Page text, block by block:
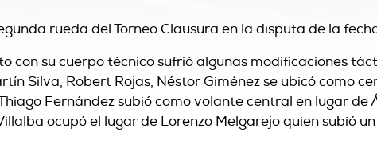
rueda del Torneo Clausura en la disputa de la
con su cuerpo técnico sufrió algunas modificaciones
Silva, Robert Rojas, Néstor Giménez se ubicó como
Fernández subió como volante central en lugar de
ocupó el lugar de Lorenzo Melgarejo quien subió